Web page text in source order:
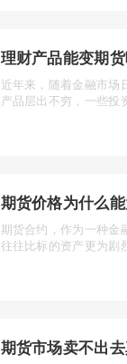
近年来，随着金融市场
产品层出不穷，一些投
期货合约，作为一种金
往往比标的资产更为剧